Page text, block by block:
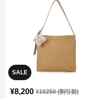
SALE
¥8,200 ¥10250(割引前)